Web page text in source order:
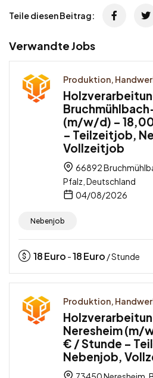
Teile diesen Beitrag:
Verwandte Jobs
Produktion,
(m/w/d) –
– Teilzeitjob,
Vollzeitjob
66892
Pfalz, Deutschland
04/08/2026
Nebenjob
18Euro -18Euro / Stunde
Produktion,
Neresheim (m/
€ / Stunde –
Nebenjob,